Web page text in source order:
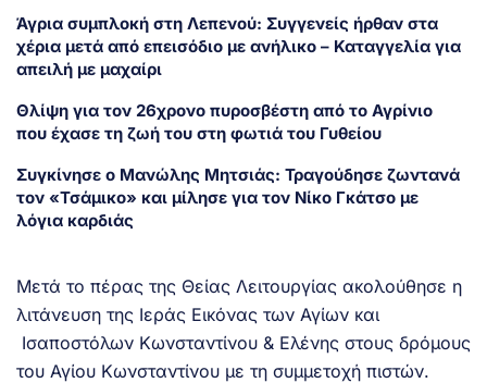
Άγρια συμπλοκή στη Λεπενού: Συγγενείς ήρθαν στα
χέρια μετά από επεισόδιο με ανήλικο – Καταγγελία για
απειλή με μαχαίρι
Θλίψη για τον 26χρονο πυροσβέστη από το Αγρίνιο
που έχασε τη ζωή του στη φωτιά του Γυθείου
Συγκίνησε ο Μανώλης Μητσιάς: Τραγούδησε ζωντανά
τον «Τσάμικο» και μίλησε για τον Νίκο Γκάτσο με
λόγια καρδιάς
Μετά το πέρας της Θείας Λειτουργίας ακολούθησε η
λιτάνευση της Ιεράς Εικόνας των Αγίων και
Ισαποστόλων Κωνσταντίνου & Ελένης στους δρόμους
του Αγίου Κωνσταντίνου με τη συμμετοχή πιστών.